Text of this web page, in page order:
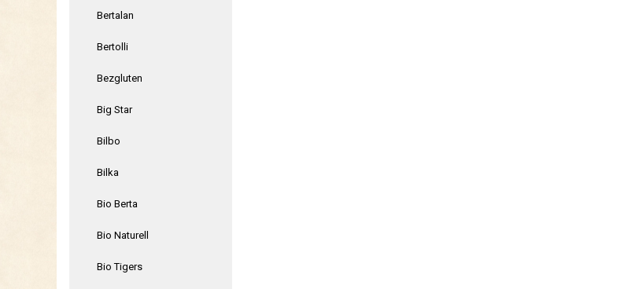
Bertalan
Bertolli
Bezgluten
Big Star
Bilbo
Bilka
Bio Berta
Bio Naturell
Bio Tigers